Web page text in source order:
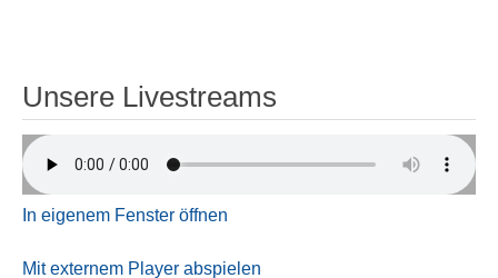
Unsere Livestreams
In eigenem Fenster öffnen
Mit externem Player abspielen